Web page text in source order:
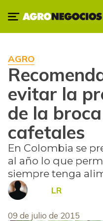
AGRO
evitar la
de la
cafetales
En Colombia se
al año lo que
siempre tenga
LR
09 de julio de 2015